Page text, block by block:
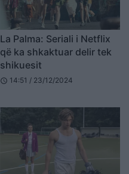
La Palma: Seriali i Netflix
që ka shkaktuar delir tek
shikuesit
schedule 14:51 / 23/12/2024